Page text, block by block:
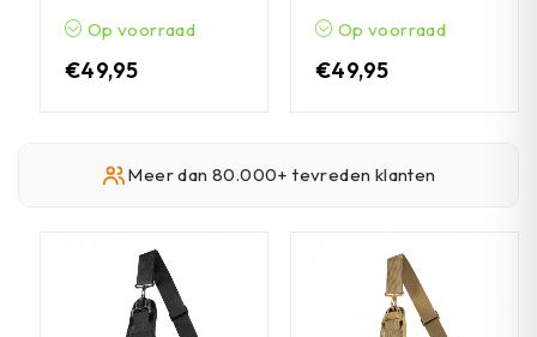
Op voorraad
€49,95
Op voorraad
€49,95
Meer dan 80.000+ tevreden klanten